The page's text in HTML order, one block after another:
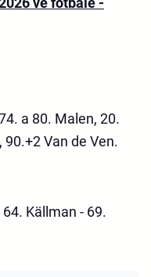
a 80. Malen, 20.
90.+2 Van de Ven.
Källman - 69.